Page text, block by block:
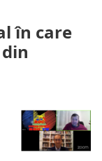
în care